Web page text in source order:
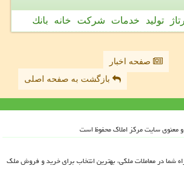
تولید خدمات شركت خانه بانك
صفحه اخبار
بازگشت به صفحه اصلی
شما در معاملات ملکی، بهترین انتخاب برای خرید و فروش ملک